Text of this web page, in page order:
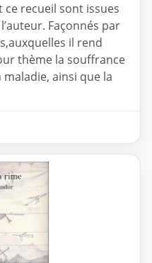
recueil sont issues
Façonnés par
il rend
thème la souffrance
maladie, ainsi que la